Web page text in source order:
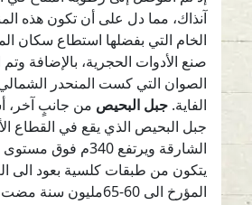
آنذاك، مما دل على أن تكون هذه
الخام التي بفضلها استطاع سكان
صنع الأدوات الحجرية، بالإضافة
الصوان التي كست المنحدر
الفاية.جبل البحيصمن جانبٍ آخر،
جبل البحيص الذي يقع في القطاع
الشارقة ويرتفع 340م
يتكون من طبقات كلسية بعود الى
المؤرخ الى 60-65مليون